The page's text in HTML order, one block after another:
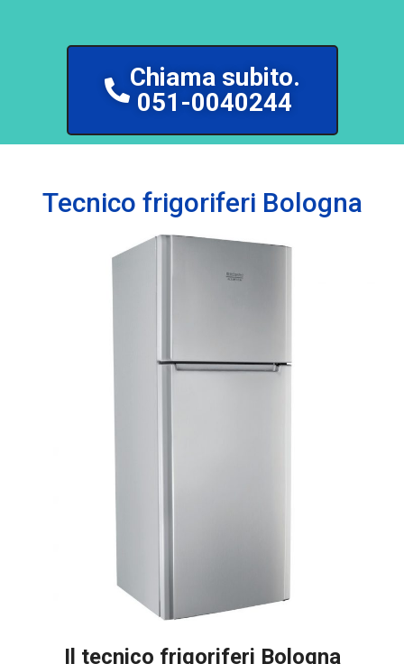
Chiama subito.
051-0040244
Tecnico frigoriferi Bologna
Il tecnico frigoriferi Bologna